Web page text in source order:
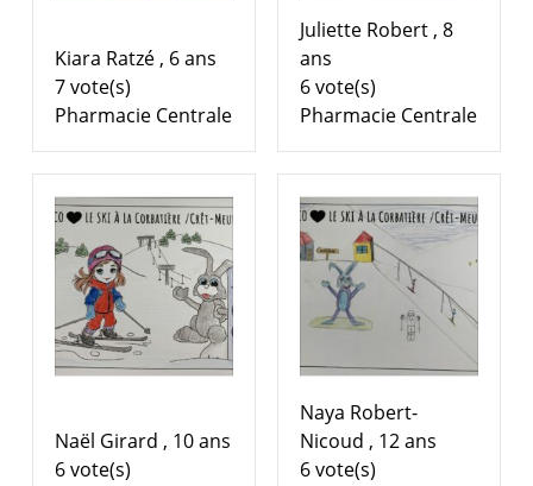
Kiara Ratzé , 6 ans
7 vote(s)
Pharmacie Centrale
Juliette Robert , 8
ans
6 vote(s)
Pharmacie Centrale
Naël Girard , 10 ans
6 vote(s)
Naya Robert-
Nicoud , 12 ans
6 vote(s)